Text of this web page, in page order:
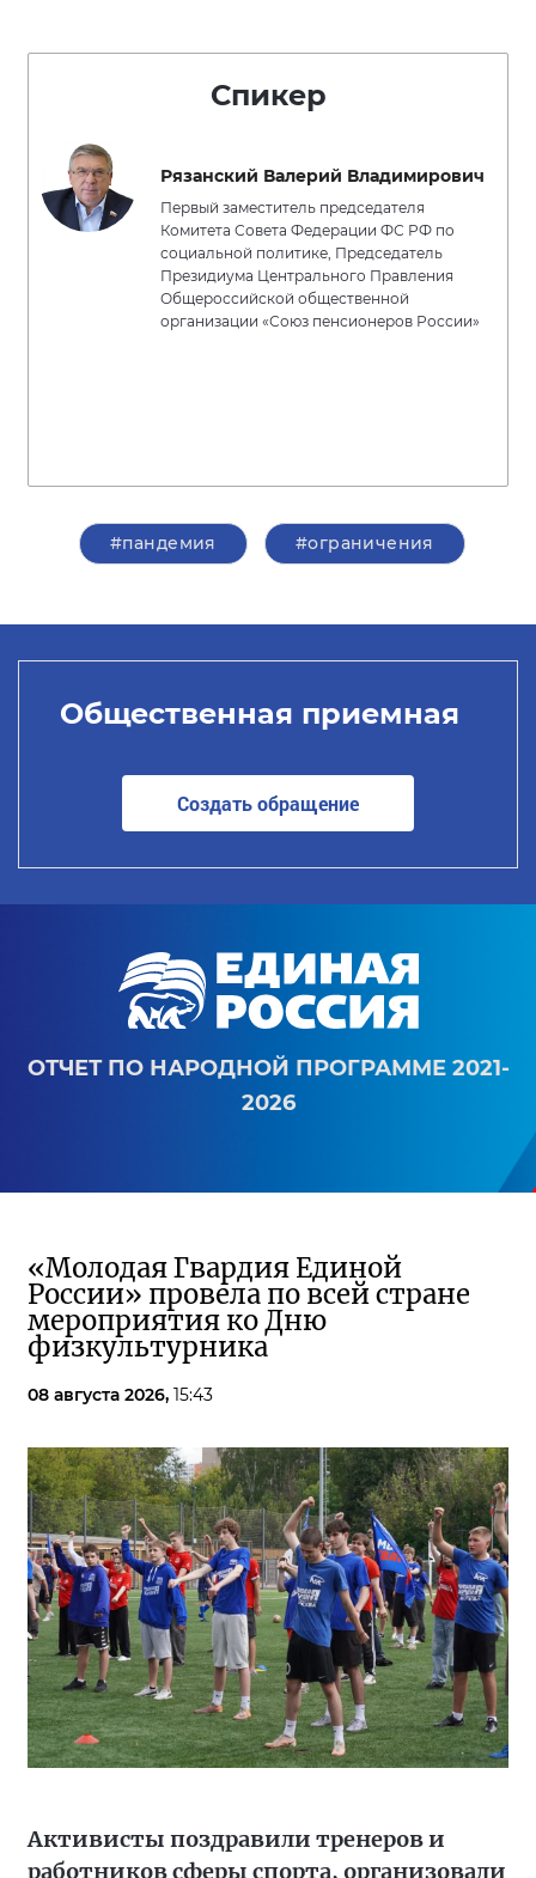
Спикер
Рязанский Валерий Владимирович
Первый заместитель председателя
Комитета Совета Федерации ФС РФ по
социальной политике, Председатель
Президиума Центрального Правления
Общероссийской общественной
организации «Союз пенсионеров России»
#пандемия #ограничения
Общественная приемная
Создать обращение
ОТЧЕТ ПО НАРОДНОЙ ПРОГРАММЕ 2021-
2026
«Молодая Гвардия Единой
России» провела по всей стране
мероприятия ко Дню
физкультурника
08 августа 2026, 15:43
Активисты поздравили тренеров и
работников сферы спорта, организовали